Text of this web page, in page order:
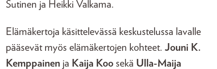
Sutinen ja Heikki Valkama.
Elämäkertoja käsittelevässä keskustelussa lavalle
pääsevät myös elämäkertojen kohteet. Jouni K.
Kemppainen ja Kaija Koo sekä Ulla-Maija